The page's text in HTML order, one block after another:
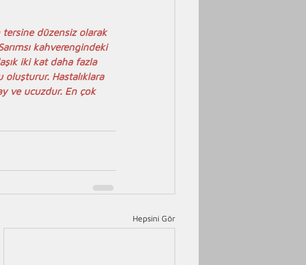
tersine düzensiz olarak
kahverengindeki
iki kat daha fazla
oluşturur. Hastalıklara
ve ucuzdur. En çok
Hepsini Gör